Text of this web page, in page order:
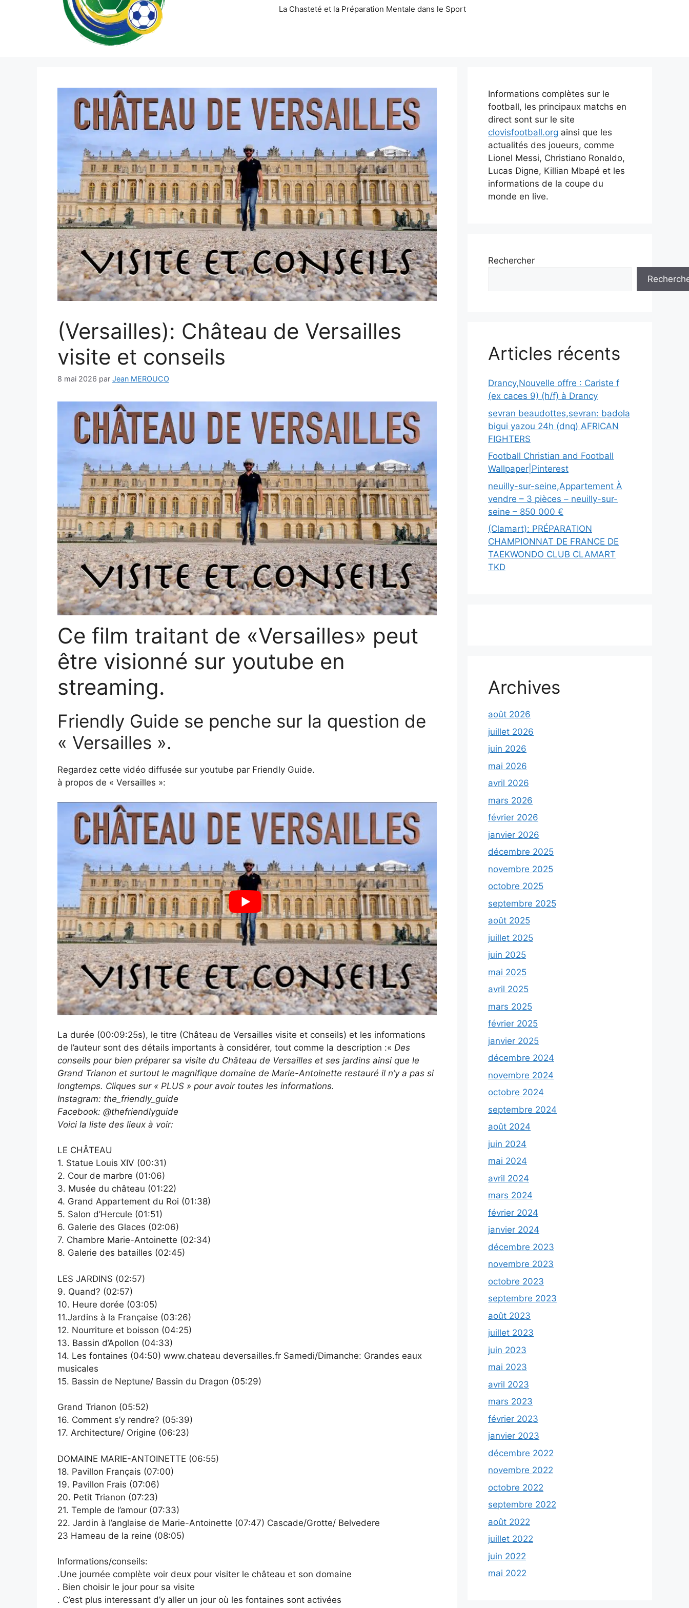
La Chasteté et la Préparation Mentale dans le Sport
(Versailles): Château de Versailles
visite et conseils
8 mai 2026 par Jean MEROUCO
Ce film traitant de «Versailles» peut
être visionné sur youtube en
streaming.
Friendly Guide se penche sur la question de
« Versailles ».
Regardez cette vidéo diffusée sur youtube par Friendly Guide.
à propos de « Versailles »:
La durée (00:09:25s), le titre (Château de Versailles visite et conseils) et les informations
de l’auteur sont des détails importants à considérer, tout comme la description :« Des
conseils pour bien préparer sa visite du Château de Versailles et ses jardins ainsi que le
Grand Trianon et surtout le magnifique domaine de Marie-Antoinette restauré il n’y a pas si
longtemps. Cliques sur « PLUS » pour avoir toutes les informations.
Instagram: the_friendly_guide
Facebook: @thefriendlyguide
Voici la liste des lieux à voir:
LE CHÂTEAU
1. Statue Louis XIV (00:31)
2. Cour de marbre (01:06)
3. Musée du château (01:22)
4. Grand Appartement du Roi (01:38)
5. Salon d’Hercule (01:51)
6. Galerie des Glaces (02:06)
7. Chambre Marie-Antoinette (02:34)
8. Galerie des batailles (02:45)
LES JARDINS (02:57)
9. Quand? (02:57)
10. Heure dorée (03:05)
11.Jardins à la Française (03:26)
12. Nourriture et boisson (04:25)
13. Bassin d’Apollon (04:33)
14. Les fontaines (04:50) www.chateau deversailles.fr Samedi/Dimanche: Grandes eaux
musicales
15. Bassin de Neptune/ Bassin du Dragon (05:29)
Grand Trianon (05:52)
16. Comment s’y rendre? (05:39)
17. Architecture/ Origine (06:23)
DOMAINE MARIE-ANTOINETTE (06:55)
18. Pavillon Français (07:00)
19. Pavillon Frais (07:06)
20. Petit Trianon (07:23)
21. Temple de l’amour (07:33)
22. Jardin à l’anglaise de Marie-Antoinette (07:47) Cascade/Grotte/ Belvedere
23 Hameau de la reine (08:05)
Informations/conseils:
.Une journée complète voir deux pour visiter le château et son domaine
. Bien choisir le jour pour sa visite
. C’est plus interessant d’y aller un jour où les fontaines sont activées
Informations complètes sur le
football, les principaux matchs en
direct sont sur le site
clovisfootball.org ainsi que les
actualités des joueurs, comme
Lionel Messi, Christiano Ronaldo,
Lucas Digne, Killian Mbapé et les
informations de la coupe du
monde en live.
Rechercher
Articles récents
Drancy,Nouvelle offre : Cariste f
(ex caces 9) (h/f) à Drancy
sevran beaudottes,sevran: badola
bigui yazou 24h (dnq) AFRICAN
FIGHTERS
Football Christian and Football
Wallpaper|Pinterest
neuilly-sur-seine,Appartement À
vendre – 3 pièces – neuilly-sur-
seine – 850 000 €
(Clamart): PRÉPARATION
CHAMPIONNAT DE FRANCE DE
TAEKWONDO CLUB CLAMART
TKD
Archives
août 2026
juillet 2026
juin 2026
mai 2026
avril 2026
mars 2026
février 2026
janvier 2026
décembre 2025
novembre 2025
octobre 2025
septembre 2025
août 2025
juillet 2025
juin 2025
mai 2025
avril 2025
mars 2025
février 2025
janvier 2025
décembre 2024
novembre 2024
octobre 2024
septembre 2024
août 2024
juin 2024
mai 2024
avril 2024
mars 2024
février 2024
janvier 2024
décembre 2023
novembre 2023
octobre 2023
septembre 2023
août 2023
juillet 2023
juin 2023
mai 2023
avril 2023
mars 2023
février 2023
janvier 2023
décembre 2022
novembre 2022
octobre 2022
septembre 2022
août 2022
juillet 2022
juin 2022
mai 2022